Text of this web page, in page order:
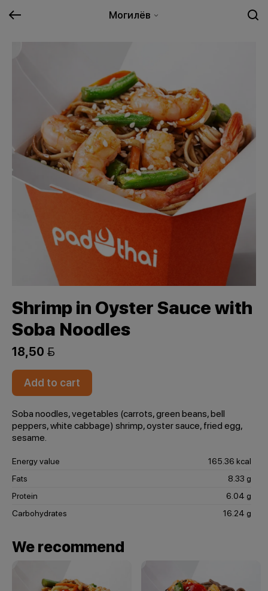
Могилёв
Shrimp in Oyster Sauce with
Soba Noodles
18,50 
Add to cart
Soba noodles, vegetables (carrots, green beans, bell
peppers, white cabbage) shrimp, oyster sauce, fried egg,
sesame.
Energy value
165.36 kcal
Fats
8.33 g
Protein
6.04 g
Carbohydrates
16.24 g
We recommend